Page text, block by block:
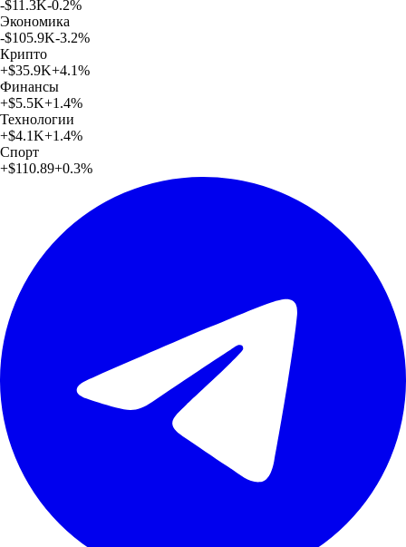
-$11.3K-0.2%
Экономика
-$105.9K-3.2%
Крипто
+$35.9K+4.1%
Финансы
+$5.5K+1.4%
Технологии
+$4.1K+1.4%
Спорт
+$110.89+0.3%